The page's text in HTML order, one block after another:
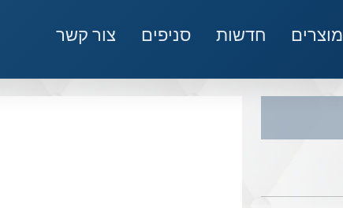
מוצרים חדשות סניפים צור קשר